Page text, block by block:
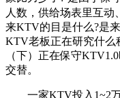
人数，供给场表里互动
来KTV的目是什么?是
KTV老板正在研究什么
（下）正在保守
交替。
一家KTV投入1~2万